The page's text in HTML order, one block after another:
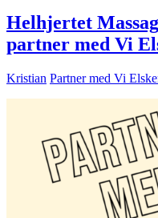
Helhjertet
partner med Vi
Kristian Partner med Vi